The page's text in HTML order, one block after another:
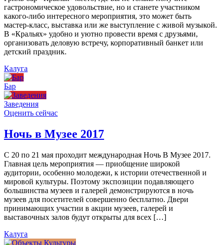
гастрономическое удовольствие, но и станете участником
какого-либо интересного мероприятия, это может быть
мастер-класс, выставка или же выступление с живой музыкой.
В «Кральях» удобно и уютно провести время с друзьями,
организовать деловую встречу, корпоративный банкет или
детский праздник.
Калуга
Бар
Заведения
Оценить сейчас
Ночь в Музее 2017
С 20 по 21 мая проходит международная Ночь В Музее 2017.
Главная цель мероприятия — приобщение широкой
аудитории, особенно молодежи, к истории отечественной и
мировой культуры. Поэтому экспозиции подавляющего
большинства музеев и галерей демонстрируются в ночь
музеев для посетителей совершенно бесплатно. Двери
принимающих участии в акции музеев, галерей и
выставочных залов будут открыты для всех […]
Калуга